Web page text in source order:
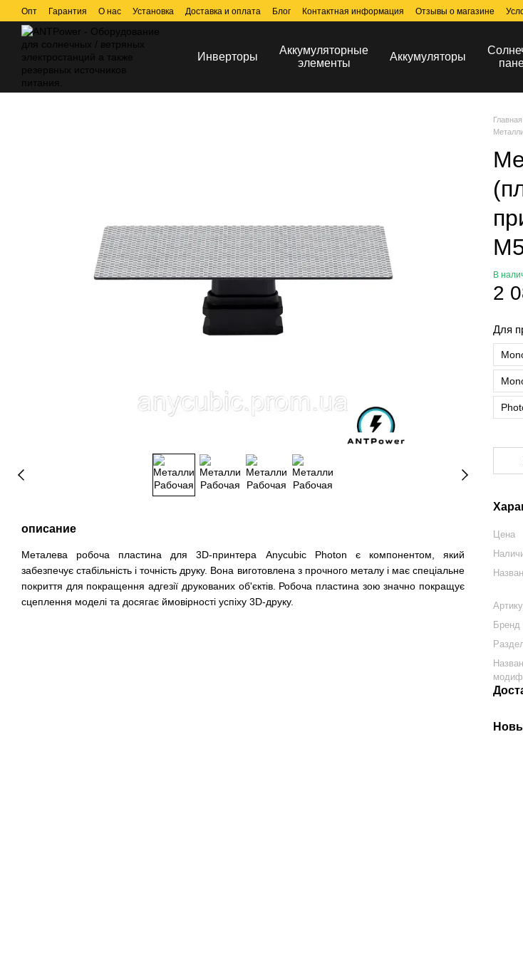
Перейти к основному контенту
Опт Гарантия О нас Установка Доставка и оплата Блог Контактная информация Отзывы о магазине
Инверторы
Аккумуляторные
элементы
Аккумуляторы
описание
Металева робоча пластина для 3D-принтера Anycubic Photon є компонентом, який
забезпечує стабільність і точність друку. Вона виготовлена ​​​​з прочного металу і має спеціальне
покриття для покращення адгезії друкованих об'єктів. Робоча пластина зою значно покращує
сцеплення моделі та досягає ймовірності успіху 3D-друку.
Главная
В
2
Для
Цена
Бренд